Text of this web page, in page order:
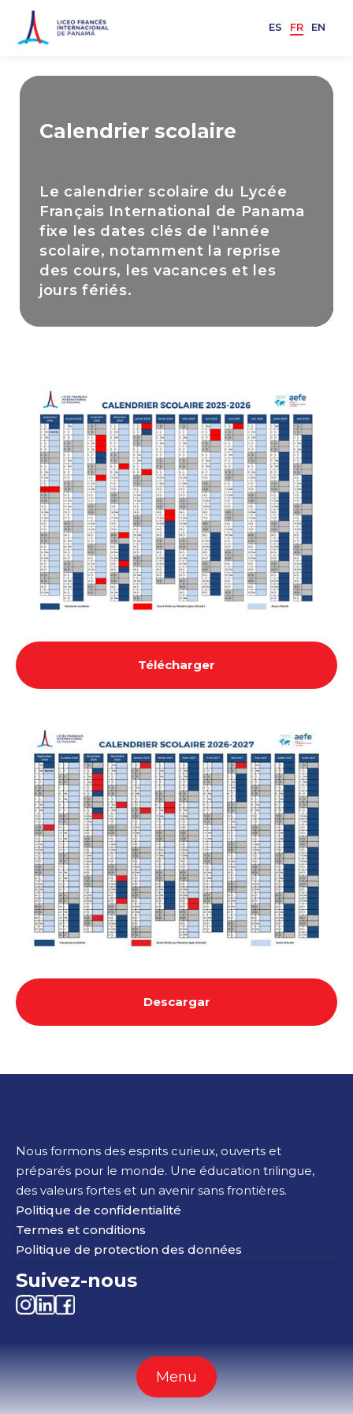
ES FR EN
Calendrier scolaire
Le calendrier scolaire du Lycée
Français International de Panama
fixe les dates clés de l'année
scolaire, notamment la reprise
des cours, les vacances et les
jours fériés.
Télécharger
Descargar
Nous formons des esprits curieux, ouverts et
préparés pour le monde. Une éducation trilingue,
des valeurs fortes et un avenir sans frontières.
Politique de confidentialité
Termes et conditions
Politique de protection des données
Suivez-nous
Menu